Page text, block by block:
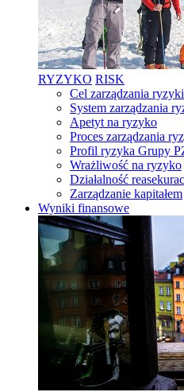
RYZYKO RISK
Cel zarządzania
System zarządzania
Apetyt na ryzyko
Proces zarządzania
Profil ryzyka Grupy
Wrażliwość na ryzyko
Działalność
Zarządzanie kapitałem
Wyniki finansowe